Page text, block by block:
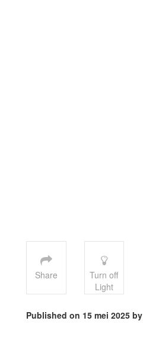
Share
Turn off
Light
Published on 15 mei 2025 by